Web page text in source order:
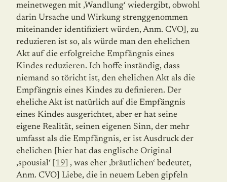
meinetwegen mit ‚Wandlung‘ wiedergibt, obwohl
darin Ursache und Wirkung strenggenommen
miteinander identifiziert würden, Anm. CVO], zu
reduzieren ist so, als würde man den ehelichen
Akt auf die erfolgreiche Empfängnis eines
Kindes reduzieren. Ich hoffe inständig, dass
niemand so töricht ist, den ehelichen Akt als die
Empfängnis eines Kindes zu definieren. Der
eheliche Akt ist natürlich auf die Empfängnis
eines Kindes ausgerichtet, aber er hat seine
eigene Realität, seinen eigenen Sinn, der mehr
umfasst als die Empfängnis, er ist Ausdruck der
ehelichen [hier hat das englische Original
‚spousial‘
[19]
, was eher ‚bräutlichen‘ bedeutet,
Anm. CVO] Liebe, die in neuem Leben gipfeln